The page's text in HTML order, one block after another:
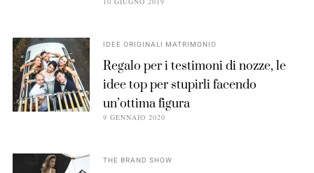
IDEE ORIGINALI MATRIMONIO
Regalo per i testimoni di nozze, le
idee top per stupirli facendo
un’ottima figura
9 GENNAIO 2020
THE BRAND SHOW